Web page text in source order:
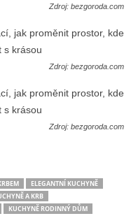
Zdroj: bezgoroda.com
Zdroj: bezgoroda.com
Zdroj: bezgoroda.com
ELEGANTNÍ KUCHYNĚ
A KRB
KUCHYNĚ RODINNÝ DŮM